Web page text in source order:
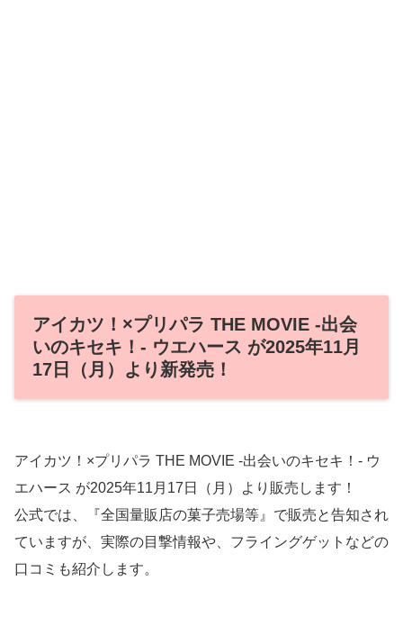
アイカツ！×プリパラ THE MOVIE ‐出会
いのキセキ！‐ ウエハース が2025年11月
17日（月）より新発売！
アイカツ！×プリパラ THE MOVIE ‐出会いのキセキ！‐ ウ
エハース が2025年11月17日（月）より販売します！
公式では、『全国量販店の菓子売場等』で販売と告知され
ていますが、実際の目撃情報や、フライングゲットなどの
口コミも紹介します。